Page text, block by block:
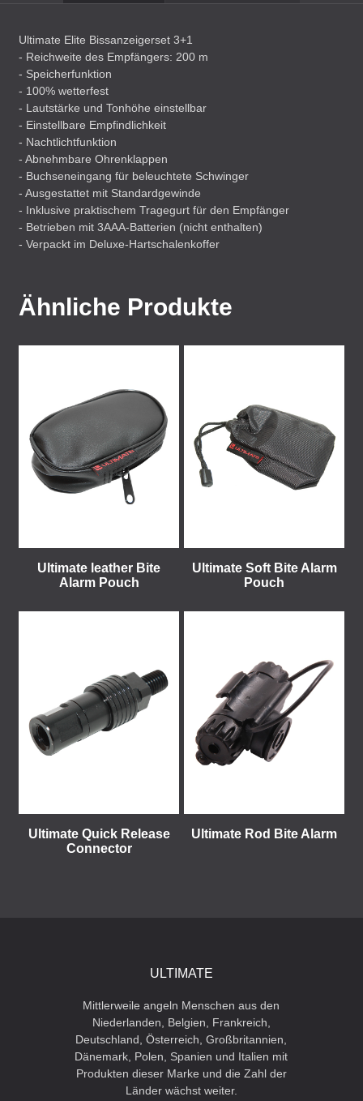
Ultimate Elite Bissanzeigerset 3+1
- Reichweite des Empfängers: 200 m
- Speicherfunktion
- 100% wetterfest
- Lautstärke und Tonhöhe einstellbar
- Einstellbare Empfindlichkeit
- Nachtlichtfunktion
- Abnehmbare Ohrenklappen
- Buchseneingang für beleuchtete Schwinger
- Ausgestattet mit Standardgewinde
- Inklusive praktischem Tragegurt für den Empfänger
- Betrieben mit 3AAA-Batterien (nicht enthalten)
- Verpackt im Deluxe-Hartschalenkoffer
Ähnliche Produkte
Ultimate leather Bite
Alarm Pouch
Ultimate Soft Bite Alarm
Pouch
Ultimate Quick Release
Connector
Ultimate Rod Bite Alarm
ULTIMATE
Mittlerweile angeln Menschen aus den
Niederlanden, Belgien, Frankreich,
Deutschland, Österreich, Großbritannien,
Dänemark, Polen, Spanien und Italien mit
Produkten dieser Marke und die Zahl der
Länder wächst weiter.